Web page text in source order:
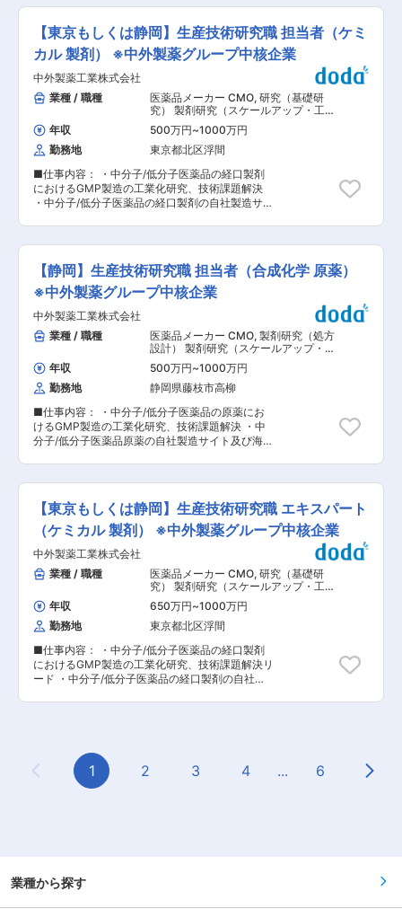
はアジアを中心に海外展開しています。 変更の範
囲：会社の定める業務
補を積極的に採用しています！ 全国に店舗拡大中
のため、役職者ポジションへのチャンスも豊富で
す。「しっかり稼ぎたい」「会社の成長に携わる
のは面白そう」と感じた方は、ぜひご応募くださ
い！ ■業務内容 買取専門店「おりづる」の店舗
スタッフとして、接客・査定・買取業務を中心に
お任せします！ ー具体的にはー ・来店されたお
客様の接客 ・商品の査定・買取のご案内 ・店舗
ブログの更新 ・在庫の整理や卸作業 ※1日の来店
数：5〜10名程度 食べ物・飲み物以外は基本なん
でも買取が弊社の営業スタイル！ お客様一人ひと
りにしっかり向き合える接客で、成約率80％以
上、Google口コミ評価4.9！ ■入社後の流れ 先輩
によるOJT中心でしっかりフォローしていきま
す！ 商品知識や事務作業の進め方などはマニュア
ルを完備◎ 困った時はオンラインツールで上長に
に昇格可能です◎ ■働く魅力 ＼急成長企業を支え
る主役を体感！ポストも多数空きあり◎／ SKSは
急速に規模拡大中！新店舗展開が続く中、あなた
の頑張りが会社の成長に直結します。少数精鋭の
組織なので、自身の意見や提案が店舗運営や仕組
みづくりに反映されることも！自身が中心となっ
て会社を動かし、業界で存在感を高めていく手応
えは、急成長企業ならではのやりがいです◎ 会社
が成長期の今だからこそ、一緒に成長できるチャ
ンスが豊富！ キャリア・収入UPを目指すなら今
です！ ＼プライベートも充実可能◎／ メリハリあ
る働き方を叶えられます。勤務地は希望を最大限
考慮、原則転勤もなしでプライベートとの両立も
ークライフバランスを確保できます。
【東京もしくは静岡】生産技術研究職 担当者（ケミ
カル 製剤） ※中外製薬グループ中核企業
中外製薬工業株式会社
業種 / 職種
医薬品メーカー CMO, 研究（基礎研
究） 製剤研究（スケールアップ・工業
化）
年収 500万円~1000万円
勤務地
東京都北区浮間
■仕事内容： ・中分子/低分子医薬品の経口製剤
におけるGMP製造の工業化研究、技術課題解決
・中分子/低分子医薬品の経口製剤の自社製造サイ
in Plant機能） 【入社後の流れ】 入社後は、部内
の研修プログラムに沿い、業務進める上で必要な
知識・社内資格を数か月〜半年程度で身に着けて
いただきます。また、先輩社員と実際に1〜複数
のテーマに携わっていただき、複数年かけて経口
製剤分野における生産技術研究機能のコアメンバ
ー/リーダーとして活躍いただきます。 ◎医薬品
業界未経験者の方には、今までのバックグラウン
ド・経験を活かしていただきながら、医薬品業界
についてより学んだ後に実務でも経験を積んでい
ただきます。 ■職種の魅力： ・国内外CMO、ま
たグローバル製品を製造している国内グループ工
場の生産現場での生産技術課題解決を通じ、世界
中の患者さんや医療に貢献できる。 ・生産機能に
おける「研究所」として、開発品・商用品の工業
化検討や国内製造所への技術移管のみならず、海
る。 ・海外CMOやRoche社との業務や学会参加
を通じて、グローバルに活躍する機会がある。 ・
開発・生産立ち上げ・技術課題解決活動の中で、
グローバル水準の技術・知識・経験を得ることが
できる。 ・部内研修プログラムがあり、スムーズ
に基礎的な業務知識・技術を習得することができ
る。 ・ロシュ/中外グループ内での人財交流プロ
グラムもある。 ・在宅勤務可能 【その他】 ・ワ
ークライフバランスを重視しており、土日出勤な
どはほとんどなく、状況にもよりますが比較的残
業時間は少ないです。 ・入社後は当社の考え方・
仕事の進め方に慣れるため、1人の先輩が6ヶ月間
フォローするメンター・メンティー制度がありま
【静岡】生産技術研究職 担当者（合成化学 原薬）
※中外製薬グループ中核企業
中外製薬工業株式会社
業種 / 職種
医薬品メーカー CMO, 製剤研究（処方
設計） 製剤研究（スケールアップ・工
業化）
年収 500万円~1000万円
勤務地
静岡県藤枝市高柳
■仕事内容： ・中分子/低分子医薬品の原薬にお
けるGMP製造の工業化研究、技術課題解決 ・中
分子/低分子医薬品原薬の自社製造サイト及び海外
能） 【入社後の流れ】 入社後は、部内の研修プ
ログラムに沿い、業務進める上で必要な知識・社
内資格を数か月〜半年程度で身に着けていただき
ます。また、先輩社員と実際に1〜複数のテーマ
に携わっていただき、複数年かけて合成化学・原
薬分野における生産技術研究機能のコアメンバー/
リーダーとして活躍いただきます。 ◎医薬品業界
未経験者の方には、今までのバックグラウンド・
経験を活かしていただきながら、医薬品業界につ
いてより学んだ後に実務でも経験を積んでいただ
きます。 ■職種の魅力： ・国内外CMO、またグ
ローバル製品を製造している国内グループ工場の
生産現場での生産技術課題解決を通じ、世界中の
患者さんや医療に貢献できる。 ・生産機能におけ
る「研究所」として、開発品・商用品の工業化検
討や国内製造所への技術移管のみならず、海外
を通じて、グローバルに活躍する機会がある。 ・
開発・生産立ち上げ・技術課題解決活動の中で、
グローバル水準の技術・知識・経験を得ることが
業時間は少ないです。 ・入社後は当社の考え方・
【東京もしくは静岡】生産技術研究職 エキスパート
（ケミカル 製剤） ※中外製薬グループ中核企業
中外製薬工業株式会社
業種 / 職種
医薬品メーカー CMO, 研究（基礎研
究） 製剤研究（スケールアップ・工業
化）
年収 650万円~1000万円
勤務地
東京都北区浮間
■仕事内容： ・中分子/低分子医薬品の経口製剤
におけるGMP製造の工業化研究、技術課題解決リ
ード ・中分子/低分子医薬品の経口製剤の自社製
プロセスや風土に慣れて頂き、即戦力として経口
製剤分野における生産技術研究のリーダーとして
活躍いただきます。 ■期待役割： 社内外のビジ
る。 ・生産機能における「研究所」として、開発
品・商用品の工業化検討や国内製造所への技術移
Previous Page
1 2 3 4 ... 6
業種から探す